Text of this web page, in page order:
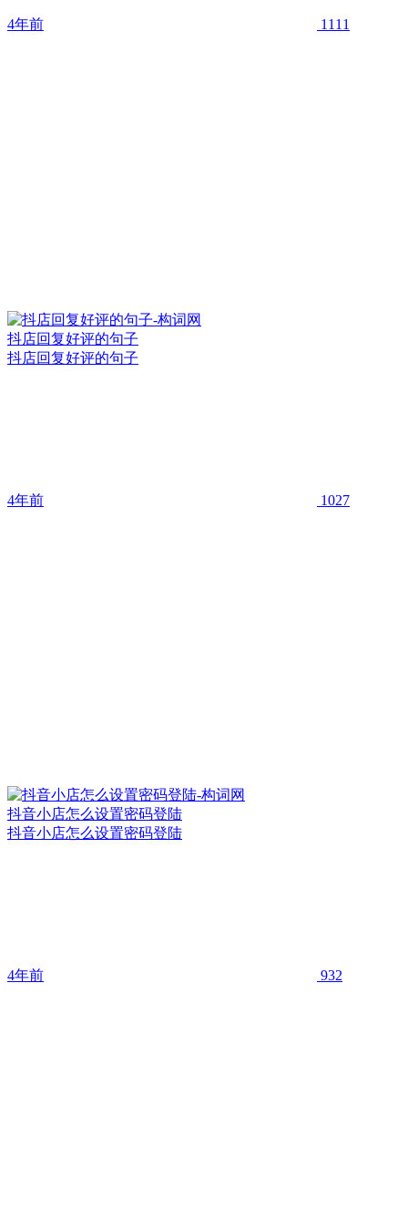
4年前 1111
抖店回复好评的句子
抖店回复好评的句子
4年前 1027
抖音小店怎么设置密码登陆
抖音小店怎么设置密码登陆
4年前 932